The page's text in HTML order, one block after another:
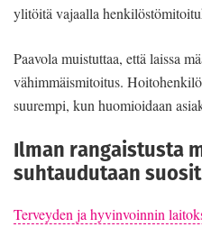
ylitöitä vajaalla
Paavola muistuttaa, että laissa
vähimmäismitoitus.
suurempi, kun huomioidaan
Ilman rangaistusta
suhtaudutaan
Terveyden ja hyvinvoinnin